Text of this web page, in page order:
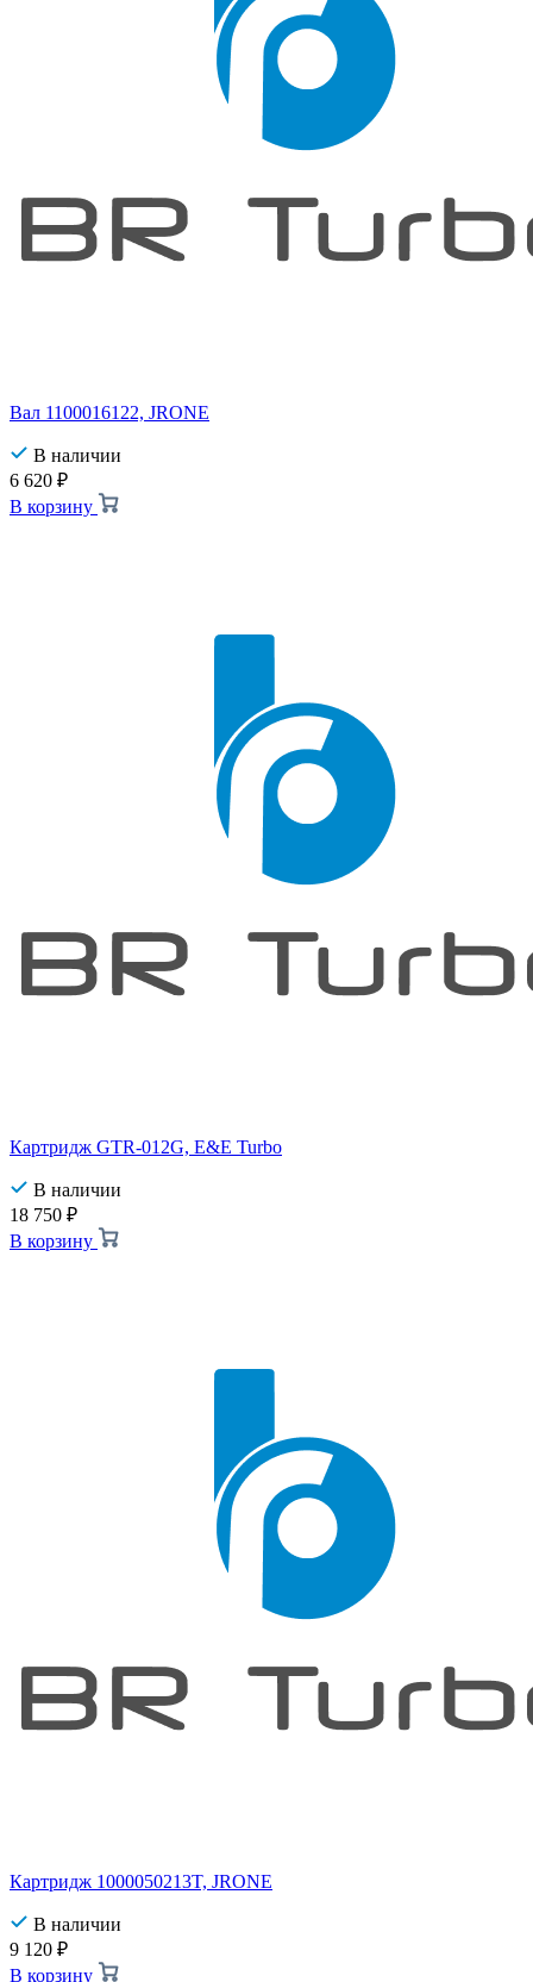
Вал 1100016122, JRONE
В наличии
6 620 ₽
В корзину
Картридж GTR-012G, E&E Turbo
В наличии
18 750 ₽
В корзину
Картридж 1000050213T, JRONE
В наличии
9 120 ₽
В корзину